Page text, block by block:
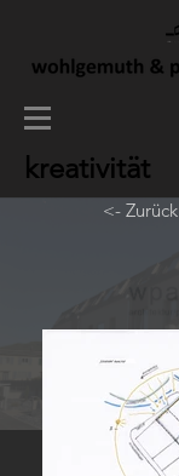
kreativität
<-